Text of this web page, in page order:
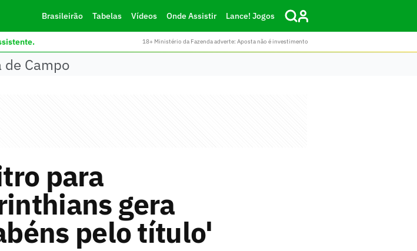
Brasileirão Tabelas Vídeos Onde Assistir Lance! Jogos
18+ Ministério da Fazenda adverte: Aposta não é investimento
de Campo
para
gera
pelo título'